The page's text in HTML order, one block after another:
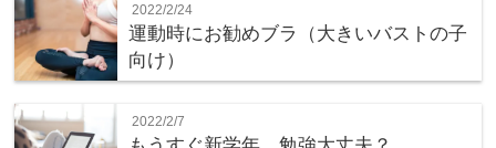
2022/2/24
運動時にお勧めブラ（大きいバストの子
向け）
2022/2/7